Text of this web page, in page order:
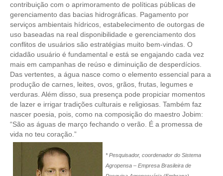
PISO SALARIAL
FIQUE POR DENTRO
OPORTUNIDADES
APRESENTAÇÃO
EMPREGO E ESTÁGIO
CARREIRA
AUTÔNOMOS E SERVIÇOS
NEWSLETTER
contribuição com o aprimoramento de políticas públicas de
gerenciamento das bacias hidrográficas. Pagamento por
serviços ambientais hídricos, estabelecimento de outorgas de
uso baseadas na real disponibilidade e gerenciamento dos
conflitos de usuários são estratégias muito bem-vindas. O
cidadão usuário é fundamental e está se engajando cada vez
mais em campanhas de reúso e diminuição de desperdícios.
Das vertentes, a água nasce como o elemento essencial para a
produção de carnes, leites, ovos, grãos, frutas, legumes e
verduras. Além disso, sua presença pode propiciar momentos
de lazer e irrigar tradições culturais e religiosas. Também faz
nascer poesia, pois, como na composição do maestro Jobim:
“São as águas de março fechando o verão. É a promessa de
vida no teu coração.”
* Pesquisador, coordenador do Sistema
Agropensa – Empresa Brasileira de